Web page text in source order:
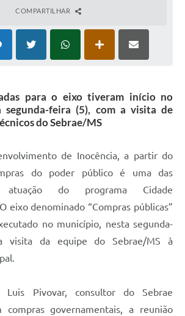
frequentes
COMPARTILHAR
para o eixo tiveram início no
segunda-feira (5), com a visita de
do Sebrae/MS
de Inocência, a partir do
do poder público é uma das
do programa Cidade
eixo denominado “Compras públicas”
no município, nesta segunda-
visita da equipe do Sebrae/MS à
Luis Pivovar, consultor do Sebrae
compras governamentais, a reunião